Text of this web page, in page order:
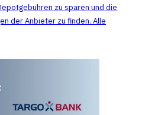
zu sparen und die
der Anbieter zu finden. Alle